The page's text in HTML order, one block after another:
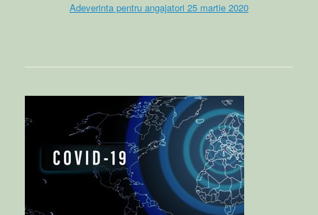
Adeverinta pentru angajatori 25 martie 2020